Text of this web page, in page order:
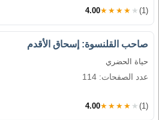
4.00★★★★★ (1)
صاحب القلنسوة: إسحاق الأقدم
حياة الحضري
عدد الصفحات: 114
4.00★★★★★ (1)